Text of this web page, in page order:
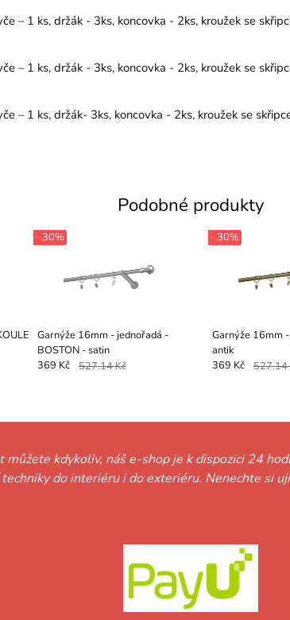
– 1 ks, držák - 3ks, koncovka - 2ks, kroužek se
– 1 ks, držák - 3ks, koncovka - 2ks, kroužek se
– 1 ks, držák- 3ks, koncovka - 2ks, kroužek se
Podobné produkty
Garnýže 16mm - jednořadá -
BOSTON - satin
- 30%
369 Kč 527.14 Kč
Garnýže 16mm
antik
- 30%
369 Kč 527.14
kdykoliv, náš e-shop je k dispozici 24
do interiéru i do exteriéru. Nenechte si